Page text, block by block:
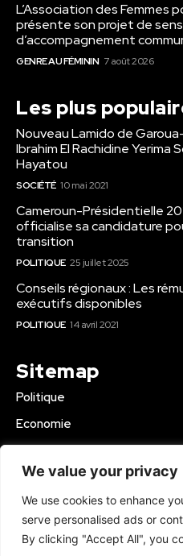
We value your privacy
We use cookies to enhance
serve personalised ads or
By clicking "Accept All", you
L’Association des Femmes
présente son projet de
d’accompagnement
GENRE AU FÉMININ 7 août 2026
Les plus
Nouveau Lamido de
Ibrahim El Rachidine Yerima
Hayatou
SOCIÉTÉ 10 mai 2021
Cameroun-Présidentielle
officialise sa candidature
transition
POLITIQUE 25 juillet 2025
Conseils régionaux : Les
exécutifs disponibles
POLITIQUE 14 avril 2021
Sitemap
Politique
Economie
Education
Société
Sport